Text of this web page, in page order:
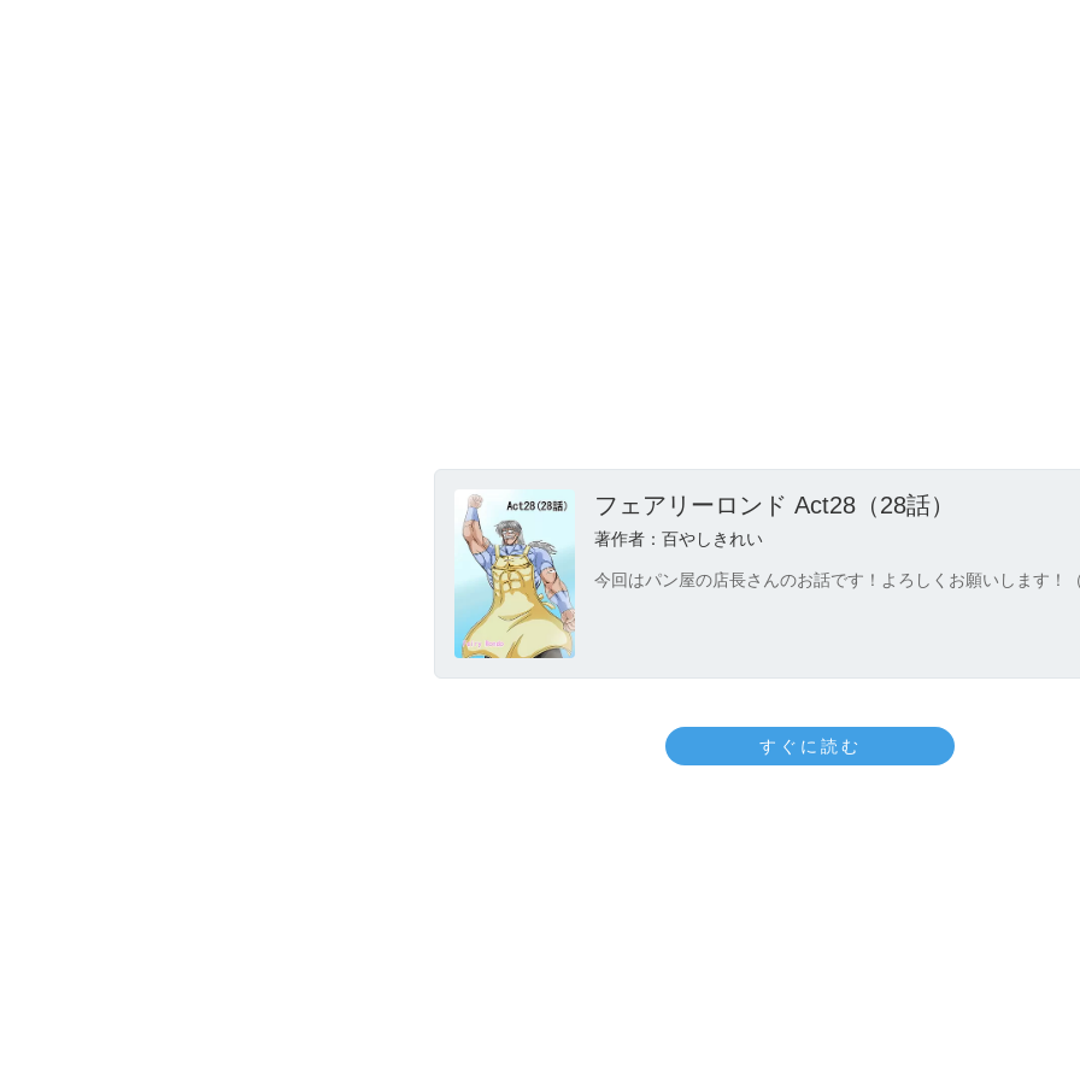
フェアリーロンド Act28（28話）
著作者：百やしきれい
今回はパン屋の店長さんのお話です！よろしくお願いします！
すぐに読む